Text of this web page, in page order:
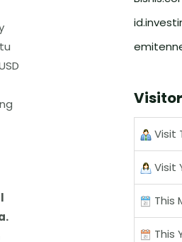
Visitor
Visit
Visit
This
This